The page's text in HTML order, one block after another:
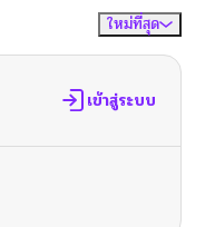
ใหม่ที่สุด
เข้าสู่ระบบ